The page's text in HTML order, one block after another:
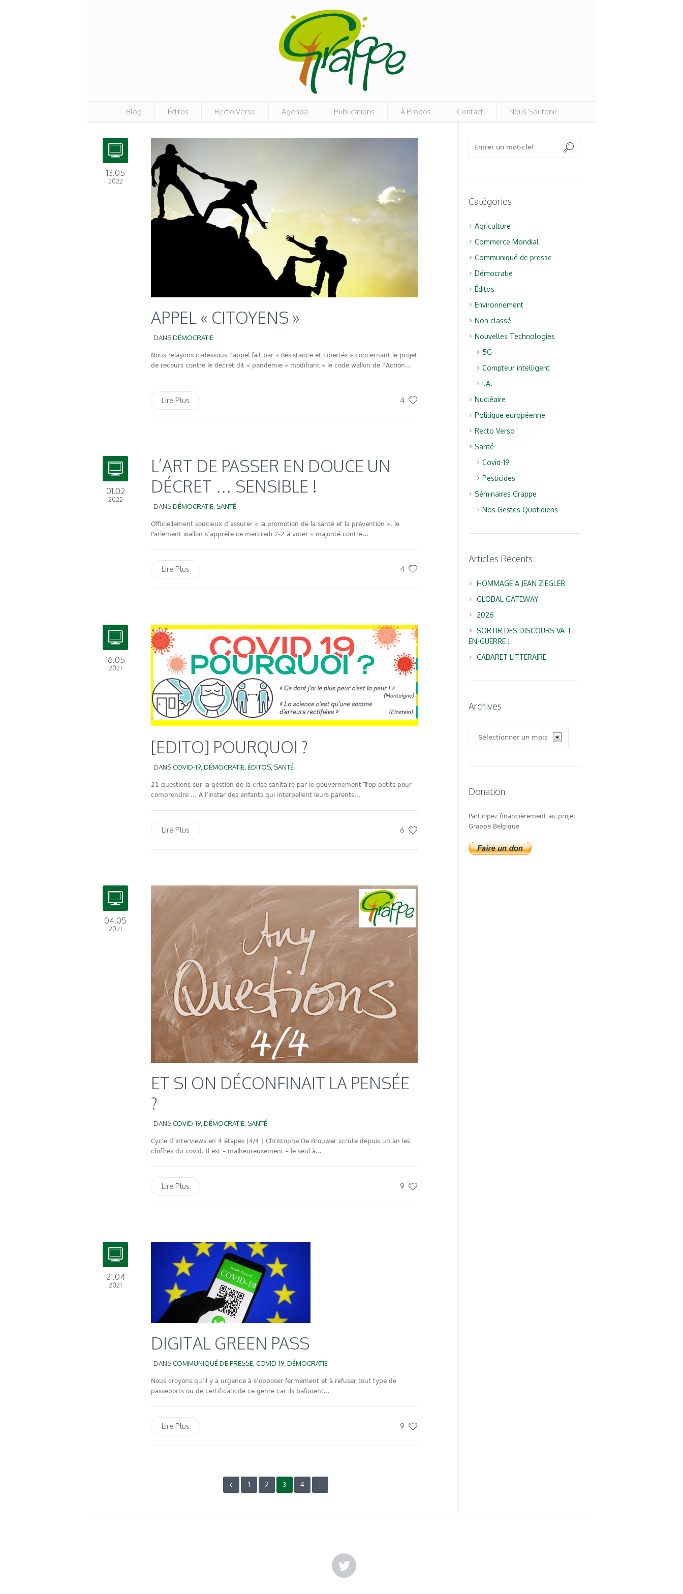
Blog Éditos Recto Verso Agenda Publications À Propos Contact Nous Soutenir
13.05
2022
APPEL « CITOYENS »
DANSDÉMOCRATIE
Nous relayons ci-dessous l’appel fait par « Résistance et Libertés » concernant le projet
de recours contre le décret dit « pandémie » modifiant « le code wallon de l’Action...
4
Lire Plus
01.02
2022
L’ART DE PASSER EN DOUCE UN
DÉCRET … SENSIBLE !
DANSDÉMOCRATIE SANTÉ
Officiellement soucieux d’assurer « la promotion de la santé et la prévention », le
Parlement wallon s’apprête ce mercredi 2-2 à voter « majorité contre...
4
Lire Plus
16.05
2021
[EDITO] POURQUOI ?
DANSCOVID-19 DÉMOCRATIE ÉDITOS SANTÉ
21 questions sur la gestion de la crise sanitaire par le gouvernement Trop petits pour
comprendre … A l’instar des enfants qui interpellent leurs parents...
6
Lire Plus
04.05
2021
ET SI ON DÉCONFINAIT LA PENSÉE
?
DANSCOVID-19,DÉMOCRATIE, SANTÉ
Cycle d’interviews en 4 étapes [4/4 ] Christophe De Brouwer scrute depuis un an les
chiffres du covid. Il est – malheureusement – le seul à...
9
Lire Plus
21.04
2021
DIGITAL GREEN PASS
DANSCOMMUNIQUÉ DE PRESSE,COVID-19,DÉMOCRATIE
Nous croyons qu’il y a urgence à s’opposer fermement et à refuser tout type de
passeports ou de certificats de ce genre car ils bafouent...
9
Lire Plus
1 2 3 4
Catégories
Agriculture
Commerce Mondial
Communiqué de presse
Démocratie
Éditos
Environnement
Non classé
Nouvelles Technologies
5G
Compteur intelligent
I.A.
Nucléaire
Politique européenne
Recto Verso
Santé
Covid-19
Pesticides
Séminaires Grappe
Nos Gestes Quotidiens
Articles Récents
HOMMAGE A JEAN ZIEGLER
GLOBAL GATEWAY
2026
SORTIR DES DISCOURS VA-T-
EN-GUERRE !
CABARET LITTERAIRE
Archives
Donation
Participez financièrement au projet
Grappe Belgique